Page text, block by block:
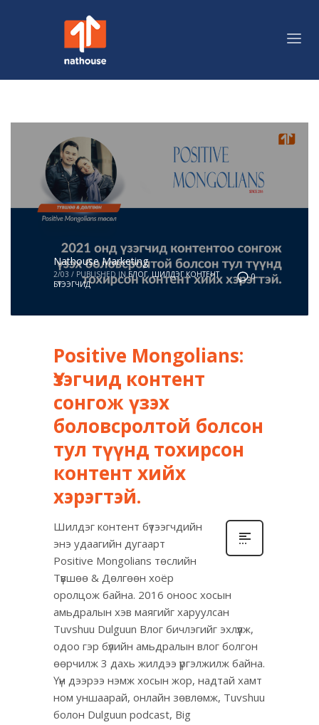
0
Nathouse Marketing
2/03 / PUBLISHED IN БЛОГ,ШИЛДЭГ КОНТЕНТ
БҮТЭЭГЧИД
Positive Mongolians:
Үзэгчид контент
сонгож үзэх
боловсролтой болсон
тул түүнд тохирсон
контент хийх
хэрэгтэй.
Шилдэг контент бүтээгчдийн
энэ удаагийн дугаарт
Positive Mongolians төслийн
Түвшөө & Дөлгөөн хоёр
оролцож байна. 2016 оноос хосын
амьдралын хэв маягийг харуулсан
Tuvshuu Dulguun Влог бичлэгийг эхлүүлж,
одоо гэр бүлийн амьдралын влог болгон
өөрчилж 3 дахь жилдээ үргэлжилж байна.
Үүн дээрээ нэмж хосын жор, надтай хамт
ном уншаарай, онлайн зөвлөмж, Tuvshuu
болон Dulguun podcast, Big